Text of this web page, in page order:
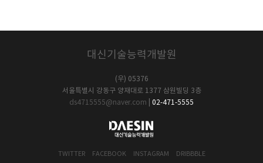
대신기술능력개발원
(우) 05376
서울특별시 강동구 양재대로 1377 삼원빌딩 3층
ds4715555@naver.com
02-471-5555
TWITTER FACEBOOK INSTAGRAM DRIBBBLE